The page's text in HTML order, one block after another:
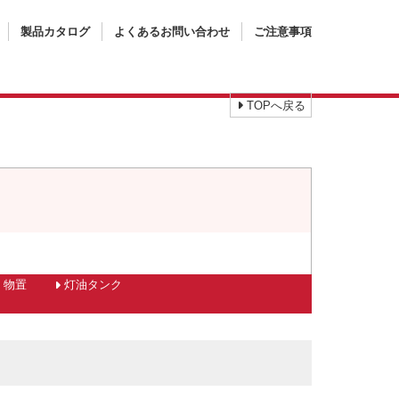
製品カタログ よくあるお問い合わせ ご注意事項
TOPへ戻る
物置
灯油タンク